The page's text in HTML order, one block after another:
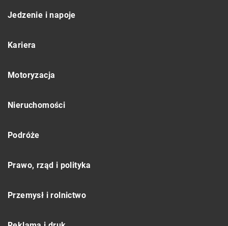
Jedzenie i napoje
Kariera
Motoryzacja
Nieruchomości
Podróże
Prawo, rząd i polityka
Przemysł i rolnictwo